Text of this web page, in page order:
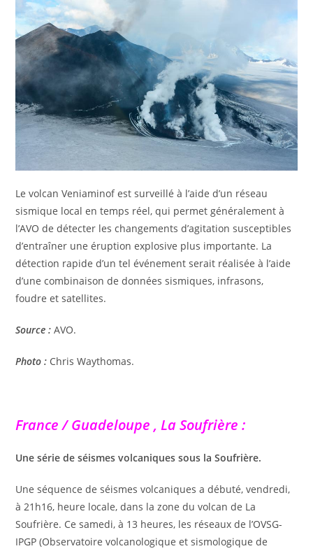
Le volcan Veniaminof est surveillé à l’aide d’un réseau
sismique local en temps réel, qui permet généralement à
l’AVO de détecter les changements d’agitation susceptibles
d’entraîner une éruption explosive plus importante. La
détection rapide d’un tel événement serait réalisée à l’aide
d’une combinaison de données sismiques, infrasons,
foudre et satellites.
Source : AVO.
Photo : Chris Waythomas.
France / Guadeloupe , La Soufrière :
Une série de séismes volcaniques sous la Soufrière.
Une séquence de séismes volcaniques a débuté, vendredi,
à 21h16, heure locale, dans la zone du volcan de La
Soufrière. Ce samedi, à 13 heures, les réseaux de l’OVSG-
IPGP (Observatoire volcanologique et sismologique de